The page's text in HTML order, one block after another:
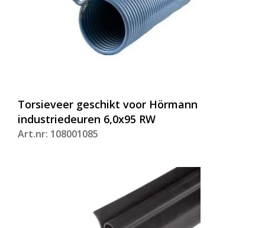
Torsieveer geschikt voor Hörmann
industriedeuren 6,0x95 RW
Art.nr: 108001085